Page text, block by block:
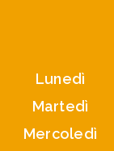
Lunedì
Martedì
Mercoledì